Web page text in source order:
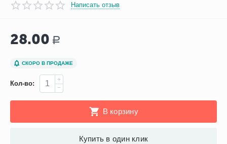
Написать отзыв
28.00 Р
СКОРО В ПРОДАЖЕ
Кол-во:
+
−
В корзину
Купить в один клик